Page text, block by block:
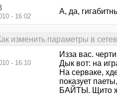
- 16:02
А, да,
изменить параметры в
- 16:10
Изза вас.
Дык вот: на
На серваке,
показует
БАЙТЫ. Щито